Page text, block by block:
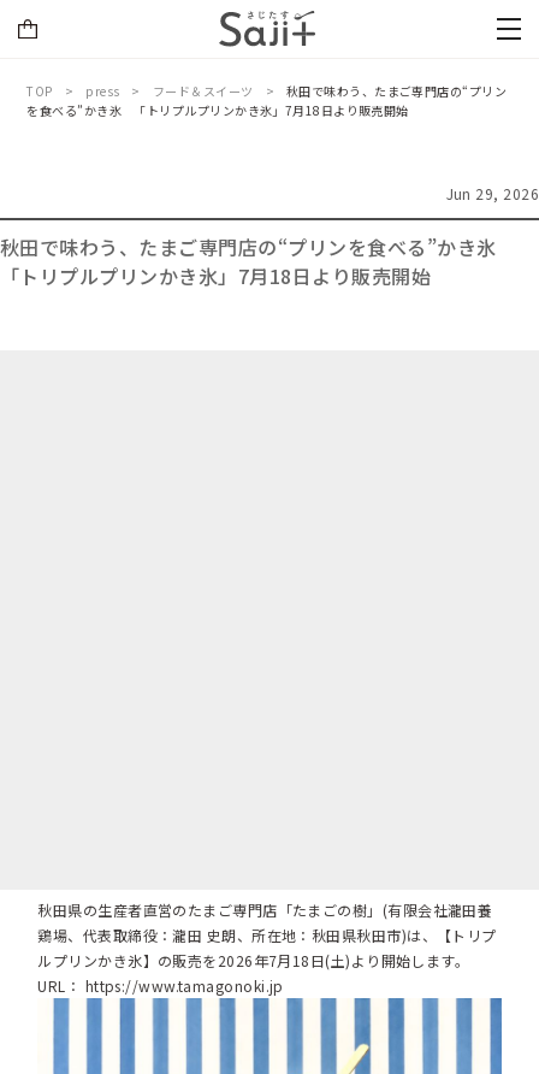
TOP press フード＆スイーツ
秋田で味わう、たまご専門店の“プリン
を食べる”かき氷 「トリプルプリンかき氷」7月18日より販売開始
Jun 29, 2026
秋田で味わう、たまご専門店の“プリンを食べる”かき氷
「トリプルプリンかき氷」7月18日より販売開始
秋田県の生産者直営のたまご専門店「たまごの樹」(有限会社瀧田養
鶏場、代表取締役：瀧田 史朗、所在地：秋田県秋田市)は、【トリプ
ルプリンかき氷】の販売を2026年7月18日(土)より開始します。
URL： https://www.tamagonoki.jp